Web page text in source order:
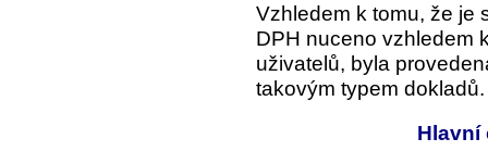
Vzhledem k tomu, že je
DPH nuceno vzhledem
uživatelů, byla
takovým typem dokladů.
Hlavní